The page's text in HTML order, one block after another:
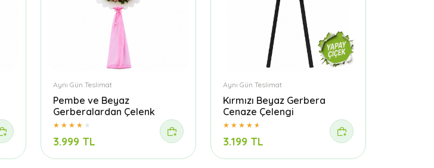
Aynı Gün Teslimat
Pembe ve Beyaz
Gerberalardan Çelenk
3.999 TL
Aynı Gün Teslimat
Kırmızı Beyaz Gerbera
Cenaze Çelengi
3.199 TL